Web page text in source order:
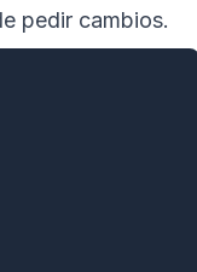
pedir cambios.